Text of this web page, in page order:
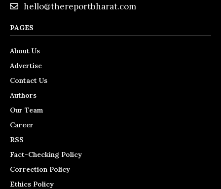
hello@thereportbharat.com
PAGES
About Us
Advertise
Contact Us
Authors
Our Team
Career
RSS
Fact-Checking Policy
Correction Policy
Ethics Policy